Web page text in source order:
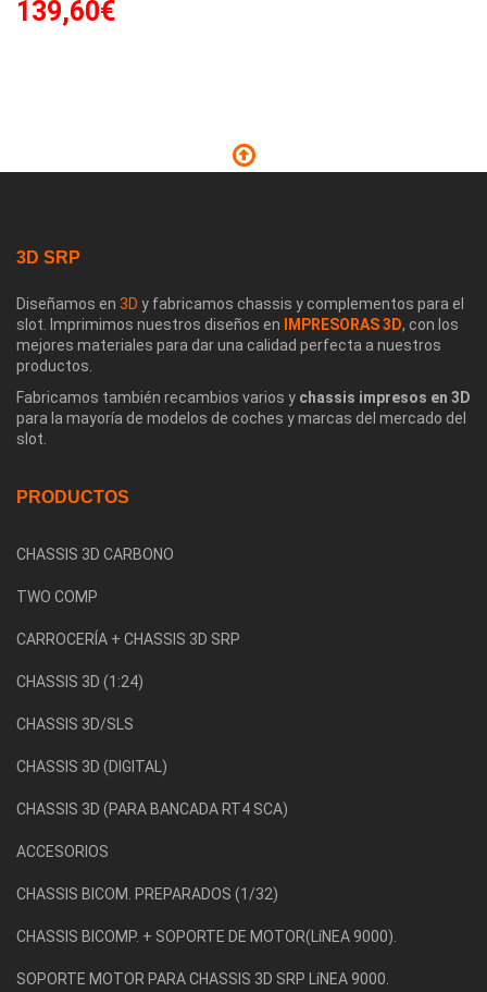
139,60€
3D SRP
Diseñamos en 3D y fabricamos chassis y complementos para el
slot. Imprimimos nuestros diseños en
IMPRESORAS 3D, con los
mejores materiales para dar una calidad perfecta a nuestros
productos.
Fabricamos también recambios varios y chassis impresos en 3D
para la mayoría de modelos de coches y marcas del mercado del
slot.
PRODUCTOS
CHASSIS 3D CARBONO
TWO COMP
CARROCERÍA + CHASSIS 3D SRP
CHASSIS 3D (1:24)
CHASSIS 3D/SLS
CHASSIS 3D (DIGITAL)
CHASSIS 3D (PARA BANCADA RT4 SCA)
ACCESORIOS
CHASSIS BICOM. PREPARADOS (1/32)
CHASSIS BICOMP. + SOPORTE DE MOTOR(LíNEA 9000).
SOPORTE MOTOR PARA CHASSIS 3D SRP LíNEA 9000.